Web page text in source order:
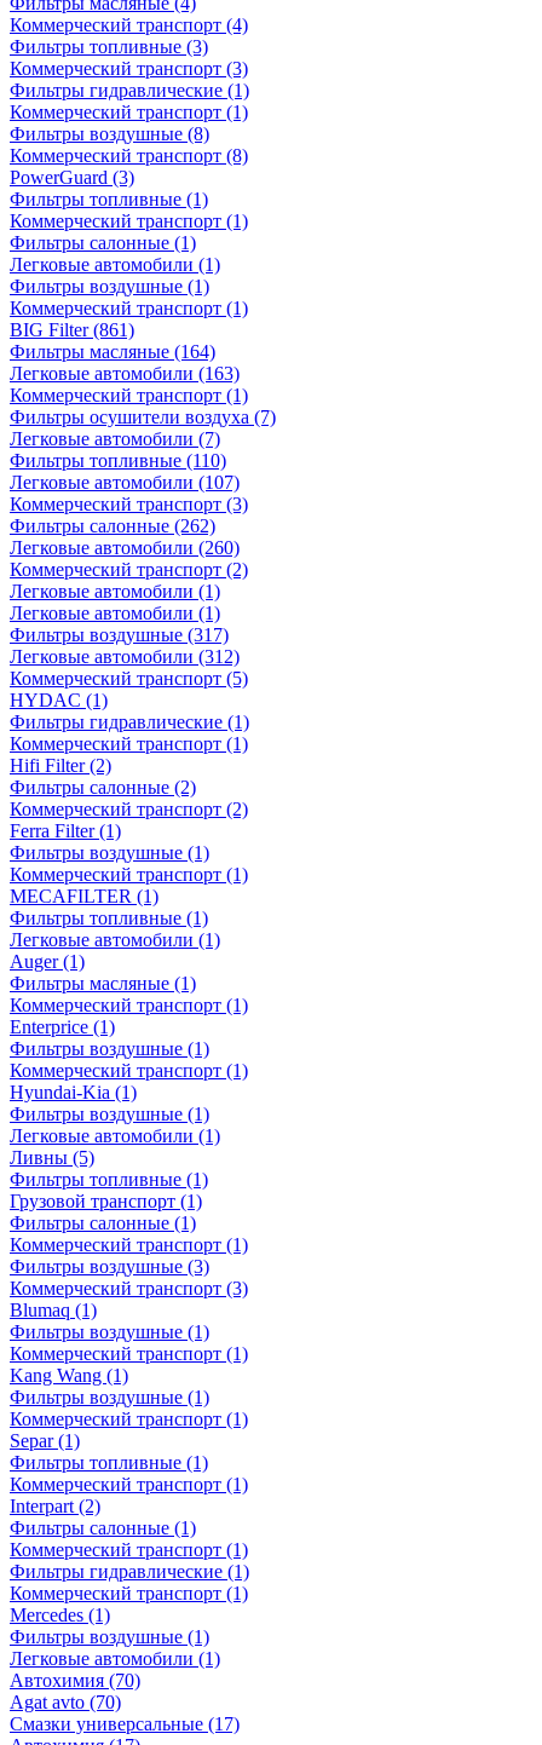
Коммерческий транспорт (4)
Фильтры топливные (3)
Коммерческий транспорт (3)
Фильтры гидравлические (1)
Коммерческий транспорт (1)
Фильтры воздушные (8)
Коммерческий транспорт (8)
PowerGuard (3)
Фильтры топливные (1)
Коммерческий транспорт (1)
Фильтры салонные (1)
Легковые автомобили (1)
Фильтры воздушные (1)
Коммерческий транспорт (1)
BIG Filter(861)
Фильтры масляные (164)
Легковые автомобили (163)
Коммерческий транспорт (1)
Фильтры осушители воздуха (7)
Легковые автомобили (7)
Фильтры топливные (110)
Легковые автомобили (107)
Коммерческий транспорт (3)
Фильтры салонные (262)
Легковые автомобили (260)
Коммерческий транспорт (2)
Легковые автомобили (1)
Легковые автомобили (1)
Фильтры воздушные (317)
Легковые автомобили (312)
Коммерческий транспорт (5)
HYDAC (1)
Фильтры гидравлические (1)
Коммерческий транспорт (1)
Hifi Filter(2)
Фильтры салонные (2)
Коммерческий транспорт (2)
Ferra Filter(1)
Фильтры воздушные (1)
Коммерческий транспорт (1)
MECAFILTER (1)
Фильтры топливные (1)
Легковые автомобили (1)
Auger(1)
Фильтры масляные (1)
Коммерческий транспорт (1)
Enterprice (1)
Фильтры воздушные (1)
Коммерческий транспорт (1)
Hyundai-Kia (1)
Фильтры воздушные (1)
Легковые автомобили (1)
Ливны (5)
Фильтры топливные (1)
Грузовой транспорт (1)
Фильтры салонные (1)
Коммерческий транспорт (1)
Фильтры воздушные (3)
Коммерческий транспорт (3)
Blumaq (1)
Фильтры воздушные (1)
Коммерческий транспорт (1)
Kang Wang (1)
Фильтры воздушные (1)
Коммерческий транспорт (1)
Separ(1)
Фильтры топливные (1)
Коммерческий транспорт (1)
Interpart (2)
Фильтры салонные (1)
Коммерческий транспорт (1)
Фильтры гидравлические (1)
Коммерческий транспорт (1)
Mercedes (1)
Фильтры воздушные (1)
Легковые автомобили (1)
Автохимия (70)
Agat avto (70)
Смазки универсальные (17)